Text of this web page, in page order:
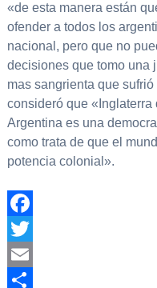
«de esta manera están
ofender a todos los
nacional, pero que no
decisiones que tomo una
mas sangrienta que
consideró que
Argentina es una
como trata de que el
potencia colonial».
Facebook
Twitter
Email